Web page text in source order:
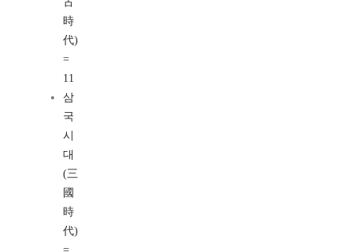
時
代)
=
11
삼
국
시
대
(三
國
時
代)